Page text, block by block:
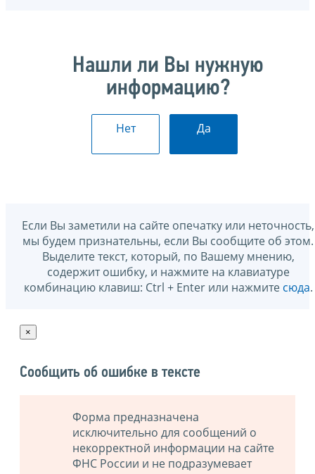
Нашли ли Вы нужную
информацию?
Нет Да
Если Вы заметили на сайте опечатку или неточность,
мы будем признательны, если Вы сообщите об этом.
Выделите текст, который, по Вашему мнению,
содержит ошибку, и нажмите на клавиатуре
комбинацию клавиш: Ctrl + Enter или нажмите сюда.
×
Сообщить об ошибке в тексте
Форма предназначена
исключительно для сообщений о
некорректной информации на сайте
ФНС России и не подразумевает